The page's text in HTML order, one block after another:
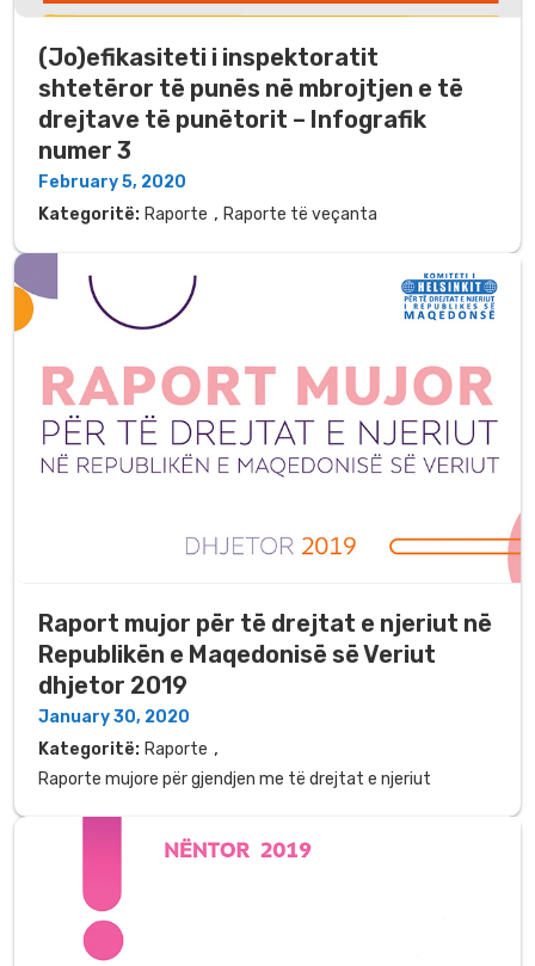
(Jo)efikasiteti i inspektoratit
shtetëror të punës në mbrojtjen e të
drejtave të punëtorit – Infografik
numer 3
February 5, 2020
Kategoritë: Raporte , Raporte të veçanta
Raport mujor për të drejtat e njeriut në
Republikën e Maqedonisë së Veriut
dhjetor 2019
January 30, 2020
Kategoritë: Raporte ,
Raporte mujore për gjendjen me të drejtat e njeriut